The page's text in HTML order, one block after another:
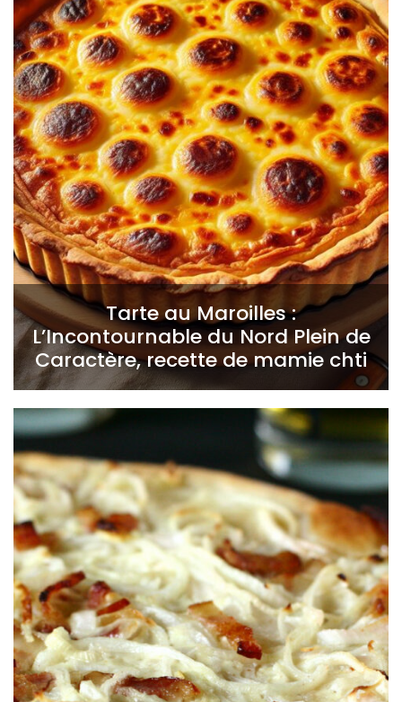
Tarte au Maroilles :
L’Incontournable du Nord Plein de
Caractère, recette de mamie chti